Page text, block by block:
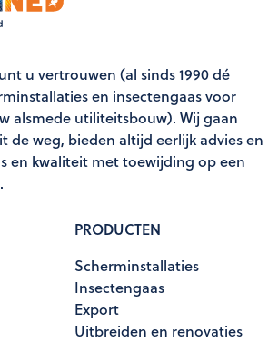
u vertrouwen (al sinds 1990 dé
en insectengaas voor
alsmede utiliteitsbouw). Wij gaan
de weg, bieden altijd eerlijk advies en
en kwaliteit met toewijding op een
PRODUCTEN
Scherminstallaties
Insectengaas
Export
Uitbreiden en renovaties